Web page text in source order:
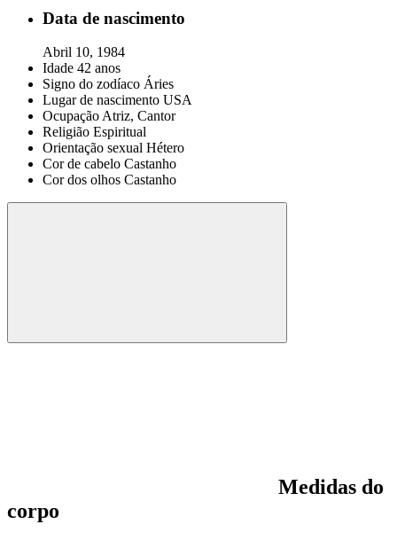
Data de nascimento
Abril 10, 1984
Idade 42 anos
Signo do zodíaco Áries
Lugar de nascimento USA
OcupaçãoAtriz, Cantor
Religião Espiritual
Orientação sexual Hétero
Cor de cabelo Castanho
Cor dos olhos Castanho
Medidas do
corpo